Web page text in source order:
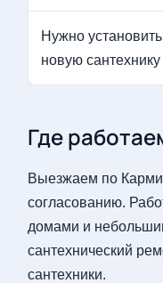
Нужно установить
новую сантехнику
Где
Выезжаем по
согласованию.
домами и
сантехнический
сантехники.